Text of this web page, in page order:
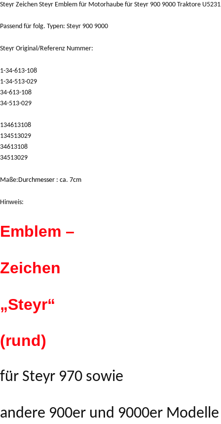
Steyr Zeichen Steyr Emblem für Motorhaube für Steyr 900 9000 Traktore
Passend für folg. Typen: Steyr 900 9000
Steyr Original/Referenz Nummer:
1-34-613-108
1-34-513-029
34-613-108
34-513-029
134613108
134513029
34613108
34513029
Maße:Durchmesser : ca. 7cm
Hinweis:
Emblem –
Zeichen
„Steyr“
(rund)
für Steyr 970 sowie
andere 900er und 9000er Modelle